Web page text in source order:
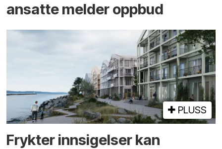
ansatte melder oppbud
PLUSS
Frykter innsigelser kan